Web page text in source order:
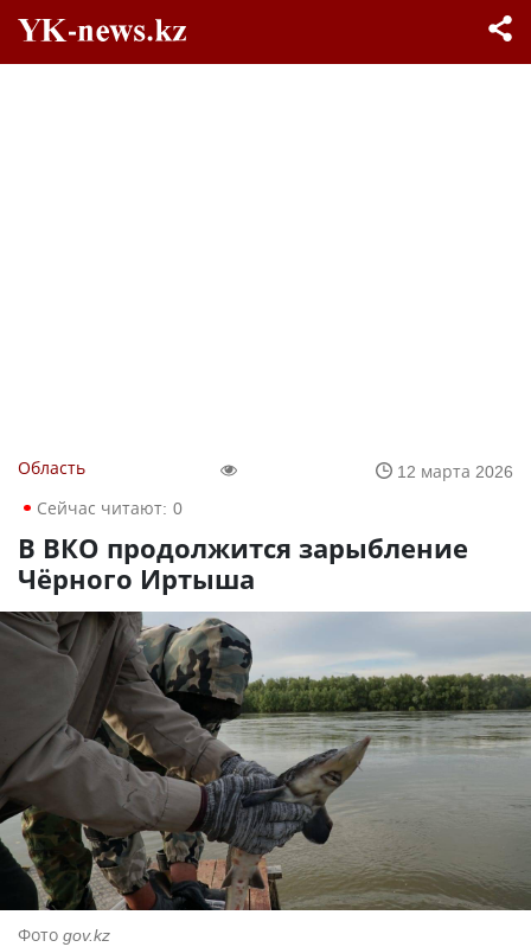
Область
12 марта 2026
Сейчас читают: 0
В ВКО продолжится зарыбление
Чёрного Иртыша
Фото gov.kz